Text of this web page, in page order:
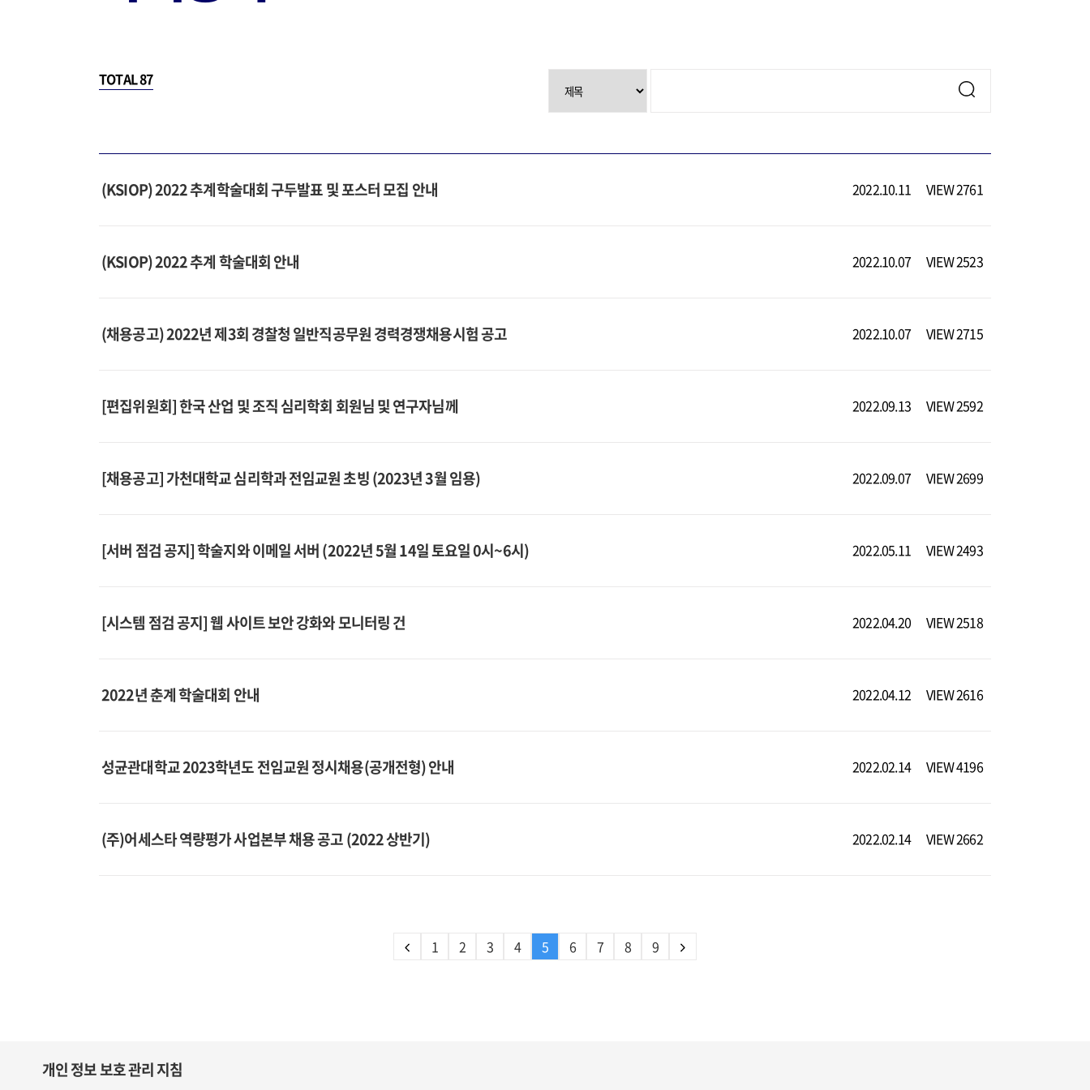
TOTAL87
(KSIOP) 2022 추계학술대회 구두발표 및 포스터 모집 안내 2022.10.11 VIEW 2761
(KSIOP) 2022 추계 학술대회 안내 2022.10.07 VIEW 2523
(채용공고) 2022년 제3회 경찰청 일반직공무원 경력경쟁채용시험 공고 2022.10.07 VIEW 2715
[편집위원회] 한국 산업 및 조직 심리학회 회원님 및 연구자님께 2022.09.13 VIEW 2592
[채용공고] 가천대학교 심리학과 전임교원 초빙 (2023년 3월 임용) 2022.09.07 VIEW 2699
[서버 점검 공지] 학술지와 이메일 서버 (2022년 5월 14일 토요일 0시~6시) 2022.05.11 VIEW 2493
[시스템 점검 공지] 웹 사이트 보안 강화와 모니터링 건 2022.04.20 VIEW 2518
2022년 춘계 학술대회 안내 2022.04.12 VIEW 2616
성균관대학교 2023학년도 전임교원 정시채용(공개전형) 안내 2022.02.14 VIEW 4196
(주)어세스타 역량평가 사업본부 채용 공고 (2022 상반기) 2022.02.14 VIEW 2662
1 2 3 4 5 6 7 8 9
개인 정보 보호 관리 지침